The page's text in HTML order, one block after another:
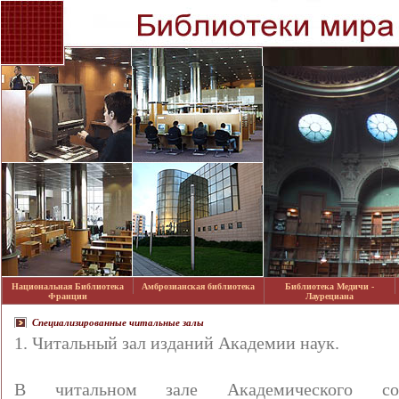
Национальная Библиотека
Франции
Амброзианская библиотека
Библиотека Медичи -
Лаурециана
Специализированные читальные залы
1. Читальный зал изданий Академии наук.
В читальном зале Академического